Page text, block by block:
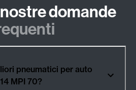
domande
pneumatici per auto
MITO 14 MPI 70?